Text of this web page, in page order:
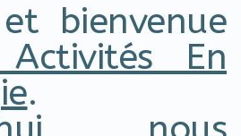
bienvenue
En
.